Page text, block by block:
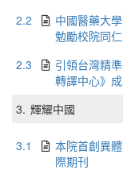
2.2
中國醫藥大
勉勵校院同
2.3
引領台灣精
轉譯中心》
3. 輝耀中國
3.1
本院首創異
際期刊